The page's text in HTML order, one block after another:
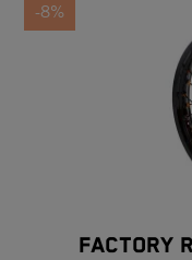
-8%
FACTORY